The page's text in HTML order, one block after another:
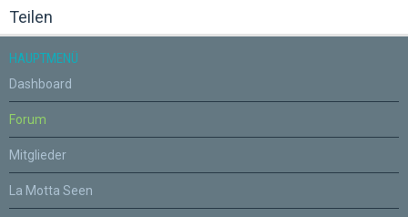
Teilen
HAUPTMENÜ
Dashboard
Forum
Mitglieder
La Motta Seen